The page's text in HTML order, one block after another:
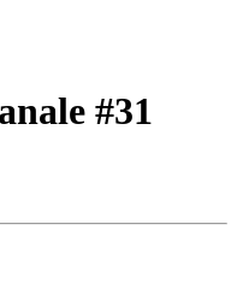
#31